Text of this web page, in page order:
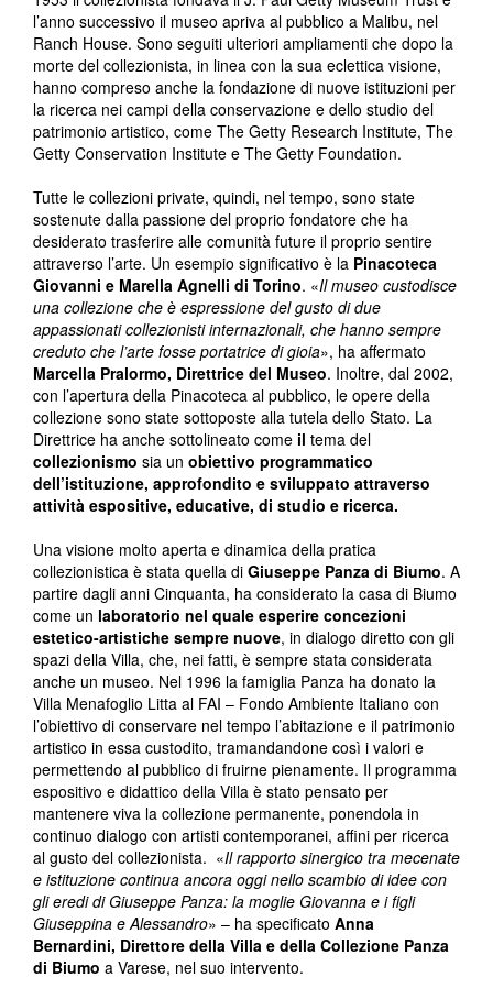
l’anno successivo il museo apriva al pubblico a Malibu, nel
Ranch House. Sono seguiti ulteriori ampliamenti che dopo la
morte del collezionista, in linea con la sua eclettica visione,
hanno compreso anche la fondazione di nuove istituzioni per
la ricerca nei campi della conservazione e dello studio del
patrimonio artistico, come The Getty Research Institute, The
Getty Conservation Institute e The Getty Foundation.
Tutte le collezioni private, quindi, nel tempo, sono state
sostenute dalla passione del proprio fondatore che ha
desiderato trasferire alle comunità future il proprio sentire
attraverso l’arte. Un esempio significativo è la Pinacoteca
Giovanni e Marella Agnelli di Torino. «Il museo custodisce
una collezione che è espressione del gusto di due
appassionati collezionisti internazionali, che hanno sempre
creduto che l’arte fosse portatrice di gioia», ha affermato
Marcella Pralormo, Direttrice del Museo. Inoltre, dal 2002,
con l’apertura della Pinacoteca al pubblico, le opere della
collezione sono state sottoposte alla tutela dello Stato. La
Direttrice ha anche sottolineato come il tema del
collezionismo sia un obiettivo programmatico
dell’istituzione, approfondito e sviluppato attraverso
attività espositive, educative, di studio e ricerca.
Una visione molto aperta e dinamica della pratica
collezionistica è stata quella di Giuseppe Panza di Biumo. A
partire dagli anni Cinquanta, ha considerato la casa di Biumo
come un laboratorio nel quale esperire concezioni
estetico-artistiche sempre nuove, in dialogo diretto con gli
spazi della Villa, che, nei fatti, è sempre stata considerata
anche un museo. Nel 1996 la famiglia Panza ha donato la
Villa Menafoglio Litta al FAI – Fondo Ambiente Italiano con
l’obiettivo di conservare nel tempo l’abitazione e il patrimonio
artistico in essa custodito, tramandandone così i valori e
permettendo al pubblico di fruirne pienamente. Il programma
espositivo e didattico della Villa è stato pensato per
mantenere viva la collezione permanente, ponendola in
continuo dialogo con artisti contemporanei, affini per ricerca
al gusto del collezionista. «Il rapporto sinergico tra mecenate
e istituzione continua ancora oggi nello scambio di idee con
gli eredi di Giuseppe Panza: la moglie Giovanna e i figli
Giuseppina e Alessandro» – ha specificato Anna
Bernardini, Direttore della Villa e della Collezione Panza
di Biumo a Varese, nel suo intervento.